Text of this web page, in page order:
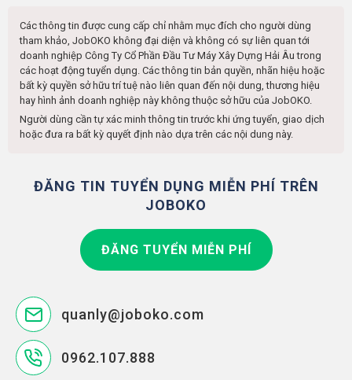
Các thông tin được cung cấp chỉ nhằm mục đích cho người dùng
tham khảo, JobOKO không đại diện và không có sự liên quan tới
doanh nghiệp Công Ty Cổ Phần Đầu Tư Máy Xây Dựng Hải Âu trong
các hoạt động tuyển dụng. Các thông tin bản quyền, nhãn hiệu hoặc
bất kỳ quyền sở hữu trí tuệ nào liên quan đến nội dung, thương hiệu
hay hình ảnh doanh nghiệp này không thuộc sở hữu của JobOKO.
Người dùng cần tự xác minh thông tin trước khi ứng tuyển, giao dịch
hoặc đưa ra bất kỳ quyết định nào dựa trên các nội dung này.
ĐĂNG TIN TUYỂN DỤNG MIỄN PHÍ TRÊN
JOBOKO
ĐĂNG TUYỂN MIỄN PHÍ
quanly@joboko.com
0962.107.888